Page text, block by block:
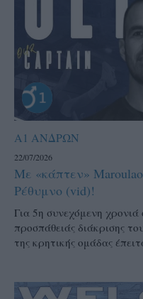
Α1 ΑΝΔΡΩΝ
22/07/2026
Με «κάπτεν»
Ρέθυμνο (vid)!
Για 5η συνεχόμενη
προσπάθειάς διάκρισης
της κρητικής ομάδας